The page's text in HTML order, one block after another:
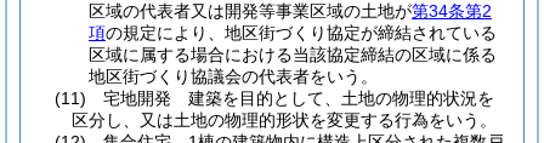
区域の代表者又は開発等事業区域の土地が第34条第2
項の規定により、地区街づくり協定が締結されている
区域に属する場合における当該協定締結の区域に係る
地区街づくり協議会の代表者をいう。
(11)
宅地開発 建築を目的として、土地の物理的状況を
区分し、又は土地の物理的形状を変更する行為をいう。